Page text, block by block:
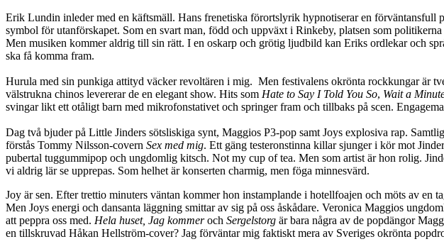
Erik Lundin inleder med en käftsmäll. Hans frenetiska förortslyrik hypnotiserar en
symbol för utanförskapet. Som en svart man, född och uppväxt i Rinkeby, platsen som
Men musiken kommer aldrig till sin rätt. I en oskarp och grötig ljudbild kan Eriks ordlekar och
ska få komma fram.
Hurula med sin punkiga attityd väcker revoltären i mig. Men festivalens okrönta rockkungar är
välstrukna chinos levererar de en elegant show. Hits som Hate to Say I Told You So, Wait a
svingar likt ett otåligt barn med mikrofonstativet och springer fram och tillbaks på scen.
Dag två bjuder på Little Jinders sötsliskiga synt, Maggios P3-pop samt Joys explosiva rap.
förstås Tommy Nilsson-covern Sex med mig. Ett gäng testeronstinna killar sjunger i kör mot
pubertal tuggummipop och ungdomlig kitsch. Not my cup of tea. Men som artist är hon rolig.
vi aldrig lär se upprepas. Som helhet är konserten charmig, men föga minnesvärd.
Joy är sen. Efter trettio minuters väntan kommer hon instamplande i hotellfoajen och möts av
Men Joys energi och dansanta läggning smittar av sig på oss åskådare. Veronica Maggios
att peppra oss med. Hela huset, Jag kommeroch Sergelstorg är bara några av de popdängor
en tillskruvad Håkan Hellström-cover? Jag förväntar mig faktiskt mera av Sveriges okrönta